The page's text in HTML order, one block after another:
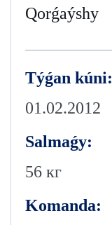
Qorǵaýshy
Týǵan kúni:
01.02.2012
Salmaǵy:
56 кг
Komanda: